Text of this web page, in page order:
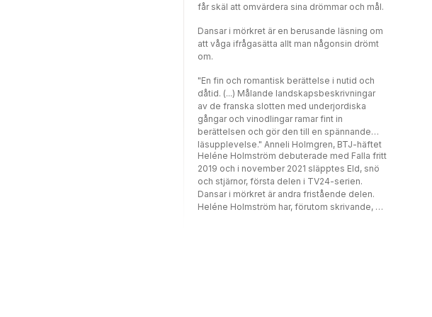
får skäl att omvärdera sina drömmar och mål.
Dansar i mörkret är en berusande läsning om
att våga ifrågasätta allt man någonsin drömt
om.
"En fin och romantisk berättelse i nutid och
dåtid. (...) Målande landskapsbeskrivningar
av de franska slotten med underjordiska
gångar och vinodlingar ramar fint in
berättelsen och gör den till en spännande
läsupplevelse." Anneli Holmgren, BTJ-häftet
Heléne Holmström debuterade med Falla fritt
2019 och i november 2021 släpptes Eld, snö
och stjärnor, första delen i TV24-serien.
Dansar i mörkret är andra fristående delen.
Heléne Holmström har, förutom skrivande, ett